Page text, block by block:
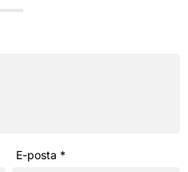
E-posta *